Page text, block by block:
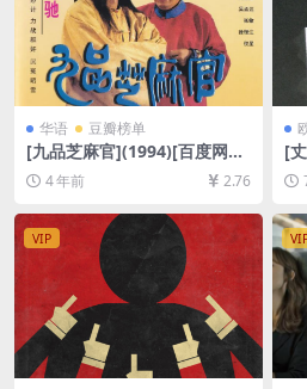
华语 豆瓣榜单
[九品芝麻官](1994)[百度网盘
+迅雷云盘资源1080P超清][M
P4/7GB][粤语中字]
4 年前 2.76
[
s
盘
VIP